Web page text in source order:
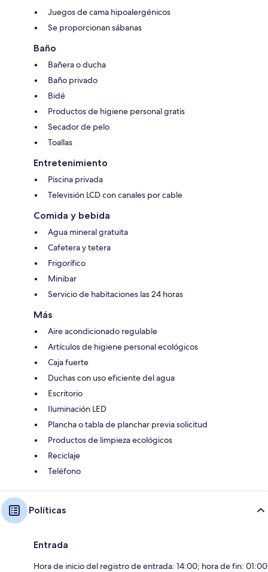
Juegos de cama hipoalergénicos
Se proporcionan sábanas
Baño
Bañera o ducha
Baño privado
Bidé
Productos de higiene personal gratis
Secador de pelo
Toallas
Entretenimiento
Piscina privada
Televisión LCD con canales por cable
Comida y bebida
Agua mineral gratuita
Cafetera y tetera
Frigorífico
Minibar
Servicio de habitaciones las 24 horas
Más
Aire acondicionado regulable
Artículos de higiene personal ecológicos
Caja fuerte
Duchas con uso eficiente del agua
Escritorio
Iluminación LED
Plancha o tabla de planchar previa solicitud
Productos de limpieza ecológicos
Reciclaje
Teléfono
Políticas
Entrada
Hora de inicio del registro de entrada: 14:00; hora de fin: 01:00